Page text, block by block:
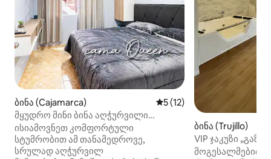
ბინა (Cajamarca) საშუალო შეფასებაა
5 (12)
მყუდრო მინი ბინა აღჭურვილი
სამზარეულოთი და გასაშლელი
დივნით
ისიამოვნეთ კომფორტული
სტუმრობით ამ თანამედროვე,
სრულად აღჭურვილ
ბინა (Trujillo)
VIP ჯაკუზი
მოგესალმებით